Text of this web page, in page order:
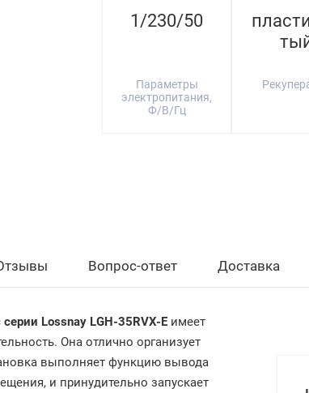
1/230/50
Параметры
электропитания,
Ф/В/Гц
Вопрос-ответ Доставка
Lossnay LGH-35RVX-E имеет
Она отлично организует
выполняет функцию вывода
и принудительно запускает